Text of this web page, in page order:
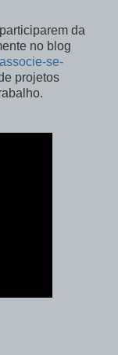
da
no blog
se-
projetos